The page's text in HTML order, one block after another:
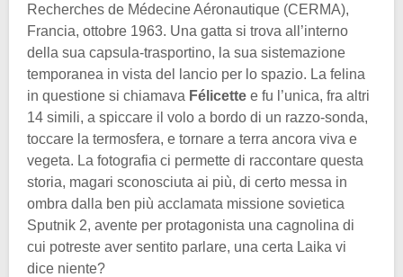
Recherches de Médecine Aéronautique (CERMA),
Francia, ottobre 1963. Una gatta si trova all’interno
della sua capsula-trasportino, la sua sistemazione
temporanea in vista del lancio per lo spazio. La felina
in questione si chiamava Félicette e fu l’unica, fra altri
14 simili, a spiccare il volo a bordo di un razzo-sonda,
toccare la termosfera, e tornare a terra ancora viva e
vegeta. La fotografia ci permette di raccontare questa
storia, magari sconosciuta ai più, di certo messa in
ombra dalla ben più acclamata missione sovietica
Sputnik 2, avente per protagonista una cagnolina di
cui potreste aver sentito parlare, una certa Laika vi
dice niente?